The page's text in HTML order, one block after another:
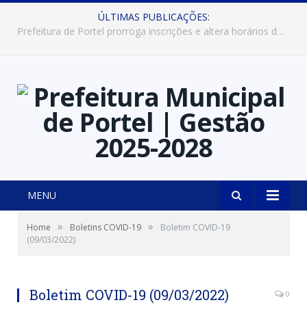
ÚLTIMAS PUBLICAÇÕES:
Prefeitura de Portel abre inscrições para concursos que elegerão os destaques do Verão 2026
MENU
Home » Boletins COVID-19 »
Boletim COVID-19
(09/03/2022)
Boletim COVID-19 (09/03/2022) 0